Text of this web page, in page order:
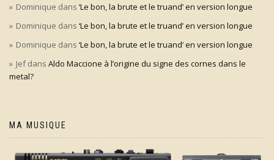
Dominique dans ‘Le bon, la brute et le truand’ en version longue
Dominique dans ‘Le bon, la brute et le truand’ en version longue
Dominique dans ‘Le bon, la brute et le truand’ en version longue
Jefdans Aldo Maccione à l’origine du signe des cornes dans le
metal?
MA MUSIQUE